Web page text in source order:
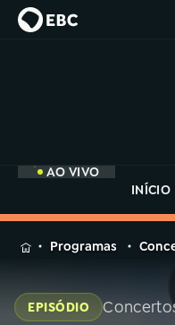
AO VIVO
INÍCIO
MENU
na
Rádio
Programas
EPISÓDIO